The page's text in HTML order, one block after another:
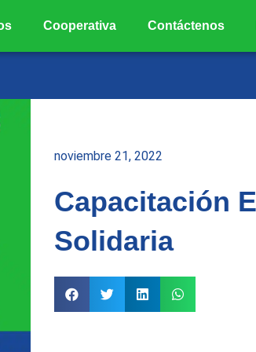
Cooperativa Contáctenos
noviembre 21, 2022
Capacitación
Solidaria